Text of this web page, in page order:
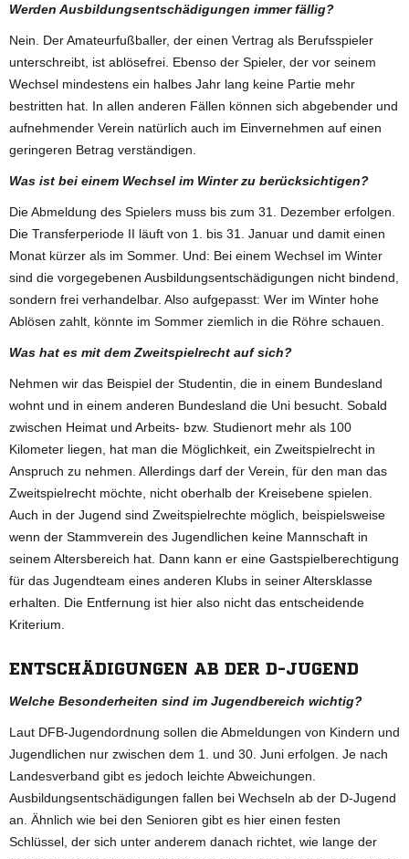
Werden Ausbildungsentschädigungen immer fällig?
Nein. Der Amateurfußballer, der einen Vertrag als Berufsspieler
unterschreibt, ist ablösefrei. Ebenso der Spieler, der vor seinem
Wechsel mindestens ein halbes Jahr lang keine Partie mehr
bestritten hat. In allen anderen Fällen können sich abgebender und
aufnehmender Verein natürlich auch im Einvernehmen auf einen
geringeren Betrag verständigen.
Was ist bei einem Wechsel im Winter zu berücksichtigen?
Die Abmeldung des Spielers muss bis zum 31. Dezember erfolgen.
Die Transferperiode II läuft von 1. bis 31. Januar und damit einen
Monat kürzer als im Sommer. Und: Bei einem Wechsel im Winter
sind die vorgegebenen Ausbildungsentschädigungen nicht bindend,
sondern frei verhandelbar. Also aufgepasst: Wer im Winter hohe
Ablösen zahlt, könnte im Sommer ziemlich in die Röhre schauen.
Was hat es mit dem Zweitspielrecht auf sich?
Nehmen wir das Beispiel der Studentin, die in einem Bundesland
wohnt und in einem anderen Bundesland die Uni besucht. Sobald
zwischen Heimat und Arbeits- bzw. Studienort mehr als 100
Kilometer liegen, hat man die Möglichkeit, ein Zweitspielrecht in
Anspruch zu nehmen. Allerdings darf der Verein, für den man das
Zweitspielrecht möchte, nicht oberhalb der Kreisebene spielen.
Auch in der Jugend sind Zweitspielrechte möglich, beispielsweise
wenn der Stammverein des Jugendlichen keine Mannschaft in
seinem Altersbereich hat. Dann kann er eine Gastspielberechtigung
für das Jugendteam eines anderen Klubs in seiner Altersklasse
erhalten. Die Entfernung ist hier also nicht das entscheidende
Kriterium.
ENTSCHÄDIGUNGEN AB DER D-JUGEND
Welche Besonderheiten sind im Jugendbereich wichtig?
Laut DFB-Jugendordnung sollen die Abmeldungen von Kindern und
Jugendlichen nur zwischen dem 1. und 30. Juni erfolgen. Je nach
Landesverband gibt es jedoch leichte Abweichungen.
Ausbildungsentschädigungen fallen bei Wechseln ab der D-Jugend
an. Ähnlich wie bei den Senioren gibt es hier einen festen
Schlüssel, der sich unter anderem danach richtet, wie lange der